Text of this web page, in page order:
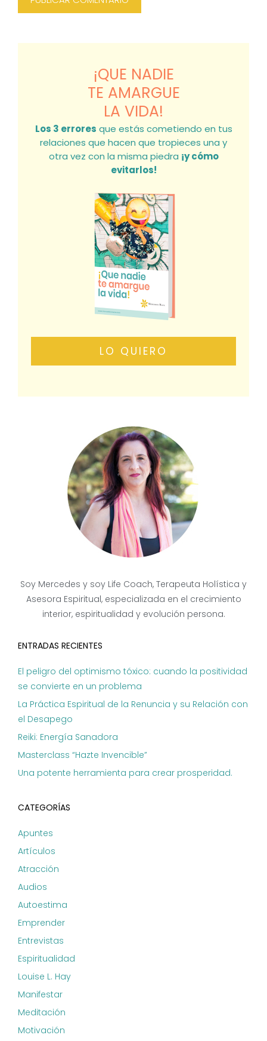
¡QUE NADIE
TE AMARGUE
LA VIDA!
Los 3 errores que estás cometiendo en tus
relaciones que hacen que tropieces una y
otra vez con la misma piedra ¡y cómo
evitarlos!
LO QUIERO
Soy Mercedes y soy Life Coach, Terapeuta Holística y
Asesora Espiritual, especializada en el crecimiento
interior, espiritualidad y evolución persona.
ENTRADAS RECIENTES
El peligro del optimismo tóxico: cuando la positividad
se convierte en un problema
La Práctica Espiritual de la Renuncia y su Relación con
el Desapego
Reiki: Energía Sanadora
Masterclass “Hazte Invencible”
Una potente herramienta para crear prosperidad.
CATEGORÍAS
Apuntes
Artículos
Atracción
Audios
Autoestima
Emprender
Entrevistas
Espiritualidad
Louise L. Hay
Manifestar
Meditación
Motivación